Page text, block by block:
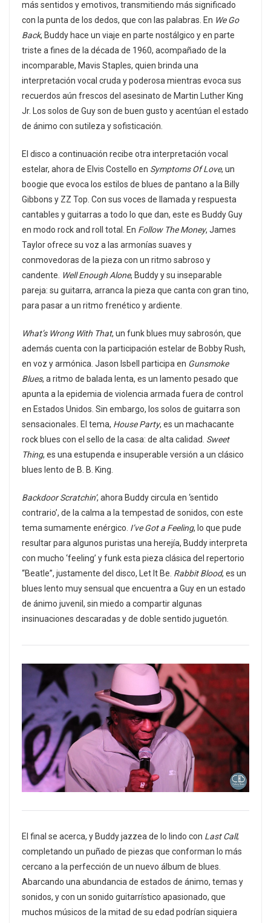
más sentidos y emotivos, transmitiendo más significado
con la punta de los dedos, que con las palabras. En We Go
Back, Buddy hace un viaje en parte nostálgico y en parte
triste a fines de la década de 1960, acompañado de la
incomparable, Mavis Staples, quien brinda una
interpretación vocal cruda y poderosa mientras evoca sus
recuerdos aún frescos del asesinato de Martin Luther King
Jr. Los solos de Guy son de buen gusto y acentúan el estado
de ánimo con sutileza y sofisticación.
El disco a continuación recibe otra interpretación vocal
estelar, ahora de Elvis Costello en Symptoms Of Love, un
boogie que evoca los estilos de blues de pantano a la Billy
Gibbons y ZZ Top. Con sus voces de llamada y respuesta
cantables y guitarras a todo lo que dan, este es Buddy Guy
en modo rock and roll total. En Follow The Money, James
Taylor ofrece su voz a las armonías suaves y
conmovedoras de la pieza con un ritmo sabroso y
candente. Well Enough Alone, Buddy y su inseparable
pareja: su guitarra, arranca la pieza que canta con gran tino,
para pasar a un ritmo frenético y ardiente.
What’s Wrong With That, un funk blues muy sabrosón, que
además cuenta con la participación estelar de Bobby Rush,
en voz y armónica. Jason Isbell participa en Gunsmoke
Blues, a ritmo de balada lenta, es un lamento pesado que
apunta a la epidemia de violencia armada fuera de control
en Estados Unidos. Sin embargo, los solos de guitarra son
sensacionales. El tema, House Party, es un machacante
rock blues con el sello de la casa: de alta calidad. Sweet
Thing, es una estupenda e insuperable versión a un clásico
blues lento de B. B. King.
Backdoor Scratchin’, ahora Buddy circula en ‘sentido
contrario’, de la calma a la tempestad de sonidos, con este
tema sumamente enérgico. I’ve Got a Feeling, lo que pude
resultar para algunos puristas una herejía, Buddy interpreta
con mucho ‘feeling’ y funk esta pieza clásica del repertorio
“Beatle”, justamente del disco, Let It Be. Rabbit Blood, es un
blues lento muy sensual que encuentra a Guy en un estado
de ánimo juvenil, sin miedo a compartir algunas
insinuaciones descaradas y de doble sentido juguetón.
El final se acerca, y Buddy jazzea de lo lindo con Last Call;
completando un puñado de piezas que conforman lo más
cercano a la perfección de un nuevo álbum de blues.
Abarcando una abundancia de estados de ánimo, temas y
sonidos, y con un sonido guitarrístico apasionado, que
muchos músicos de la mitad de su edad podrían siquiera